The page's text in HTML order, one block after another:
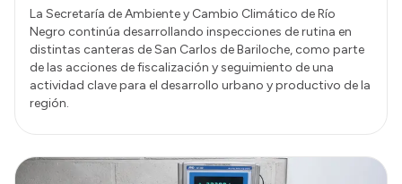
La Secretaría de Ambiente y Cambio Climático de Río
Negro continúa desarrollando inspecciones de rutina en
distintas canteras de San Carlos de Bariloche, como parte
de las acciones de fiscalización y seguimiento de una
actividad clave para el desarrollo urbano y productivo de la
región.